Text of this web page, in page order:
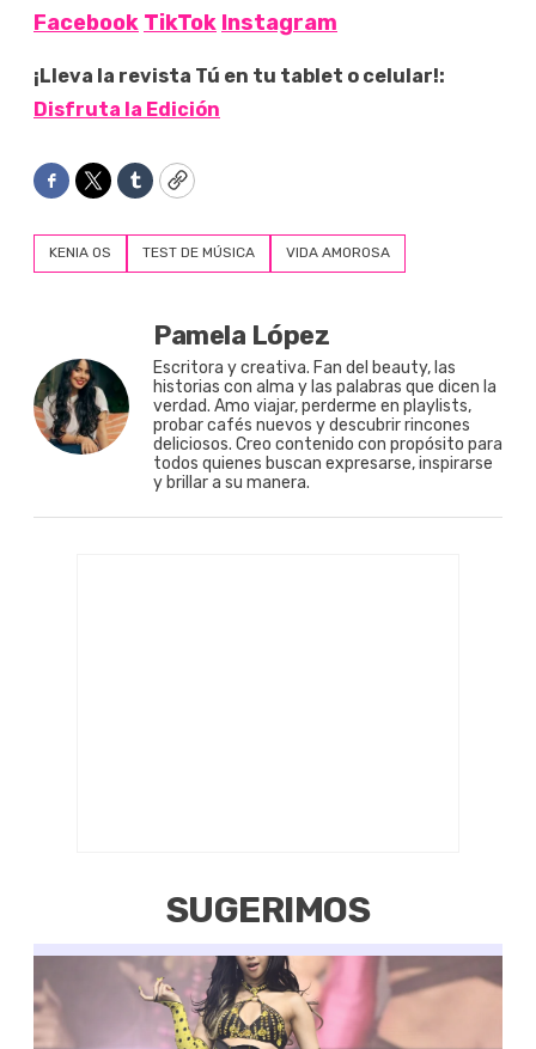
Facebook TikTok Instagram
¡Lleva la revista Tú en tu tablet o celular!:
Disfruta la Edición
Facebook
TwitterTumblrCopy
KENIA OS TEST DE MÚSICA VIDA AMOROSA
Pamela López
Escritora y creativa. Fan del beauty, las
historias con alma y las palabras que dicen la
verdad. Amo viajar, perderme en playlists,
probar cafés nuevos y descubrir rincones
deliciosos. Creo contenido con propósito para
todos quienes buscan expresarse, inspirarse
y brillar a su manera.
SUGERIMOS